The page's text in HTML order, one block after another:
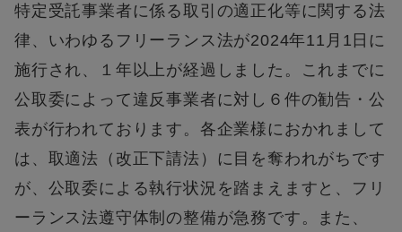
特定受託事業者に係る取引の適正化等に関する法
律、いわゆるフリーランス法が2024年11月1日に
施行され、１年以上が経過しました。これまでに
公取委によって違反事業者に対し６件の勧告・公
表が行われております。各企業様におかれまして
は、取適法（改正下請法）に目を奪われがちです
が、公取委による執行状況を踏まえますと、フリ
ーランス法遵守体制の整備が急務です。また、